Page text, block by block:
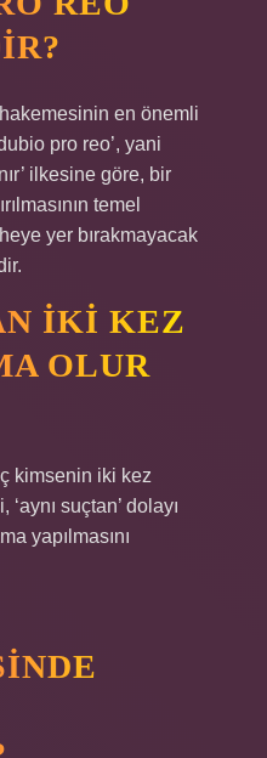
en önemli
pro reo’, yani
ilkesine göre, bir
temel
yer bırakmayacak
IKI KEZ
OLUR
kimsenin iki kez
suçtan’ dolayı
yapılmasını